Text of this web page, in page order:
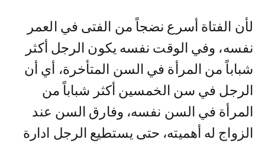
لأن الفتاة أسرع نضجاً من الفتى في العمر
نفسه، وفي الوقت نفسه يكون الرجل أكثر
شباباً من المرأة في السن المتأخرة، أي أن
الرجل في سن الخمسين أكثر شباباً من
المرأة في السن نفسه، وفارق السن عند
الزواج له أهميته، حتى يستطيع الرجل ادارة